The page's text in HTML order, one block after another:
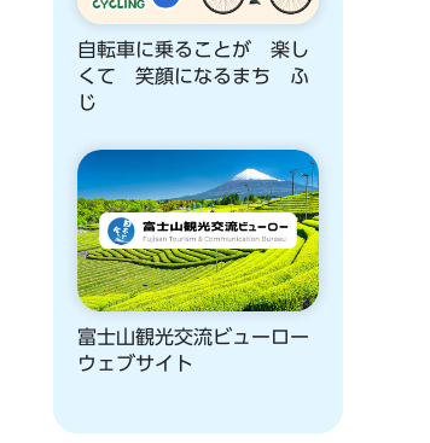
自転車に乗ることが 楽し
くて 笑顔になるまち ふ
じ
富士山観光交流ビューロー
ウェブサイト